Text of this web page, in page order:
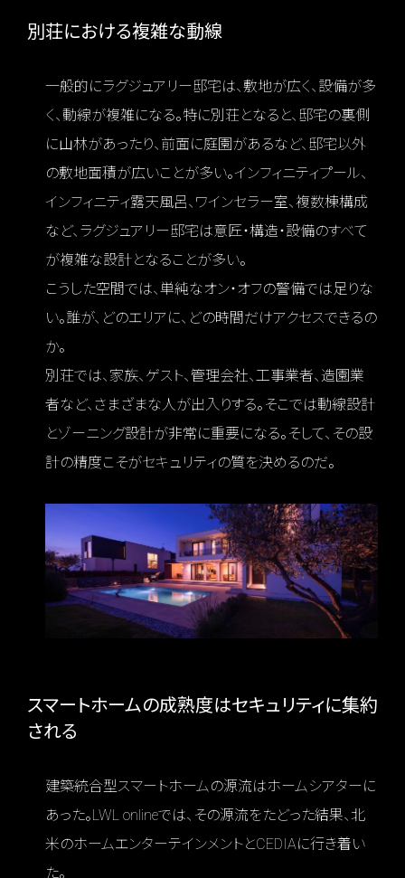
別荘における複雑な動線
一般的にラグジュアリー邸宅は、敷地が広く、設備が多
く、動線が複雑になる。特に別荘となると、邸宅の裏側
に山林があったり、前面に庭園があるなど、邸宅以外
の敷地面積が広いことが多い。インフィニティプール、
インフィニティ露天風呂、ワインセラー室、複数棟構成
など、ラグジュアリー邸宅は意匠・構造・設備のすべて
が複雑な設計となることが多い。
こうした空間では、単純なオン・オフの警備では足りな
い。誰が、どのエリアに、どの時間だけアクセスできるの
か。
別荘では、家族、ゲスト、管理会社、工事業者、造園業
者など、さまざまな人が出入りする。そこでは動線設計
とゾーニング設計が非常に重要になる。そして、その設
計の精度こそがセキュリティの質を決めるのだ。
スマートホームの成熟度はセキュリティに集約
される
建築統合型スマートホームの源流はホームシアターに
あった。LWL onlineでは、その源流をたどった結果、北
米のホームエンターテインメントとCEDIAに行き着い
た。